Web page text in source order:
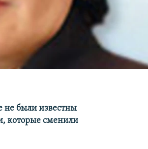
не были известны
которые сменили